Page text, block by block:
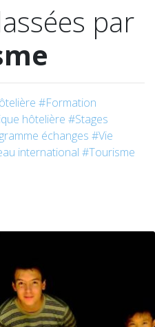
par
#Formation
hôtelière #Stages
échanges #Vie
international #Tourisme